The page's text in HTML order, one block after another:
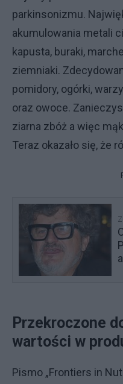
parkinsonizmu.
akumulowania metali
kapusta, buraki,
ziemniaki.
pomidory, ogórki,
oraz owoce.
ziarna zbóż a więc
Teraz okazało się, że
Przekroczone
wartości w
Pismo „Frontiers in